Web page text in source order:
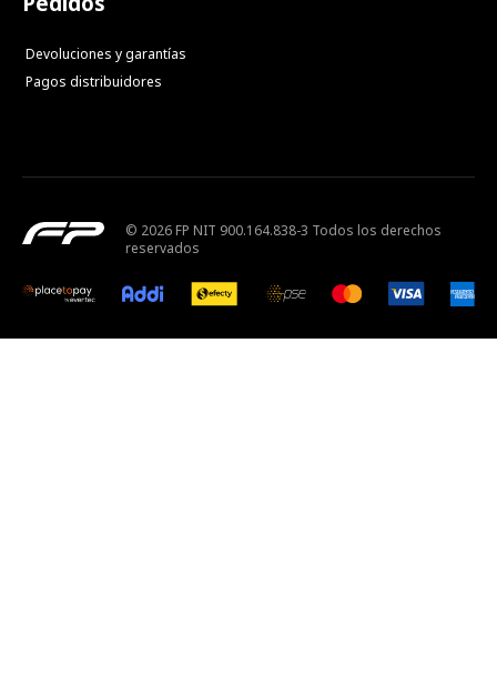
Devoluciones y garantías
Pagos distribuidores
© 2026 FP NIT 900.164.838-3 Todos los derechos
reservados